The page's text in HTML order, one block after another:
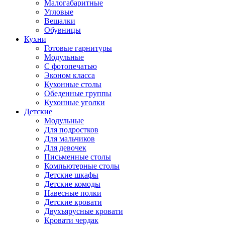
Малогабаритные
Угловые
Вешалки
Обувницы
Кухни
Готовые гарнитуры
Модульные
С фотопечатью
Эконом класса
Кухонные столы
Обеденные группы
Кухонные уголки
Детские
Модульные
Для подростков
Для мальчиков
Для девочек
Письменные столы
Компьютерные столы
Детские шкафы
Детские комоды
Навесные полки
Детские кровати
Двухъярусные кровати
Кровати чердак